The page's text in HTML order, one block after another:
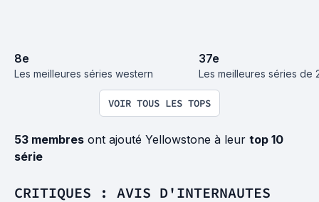
8e
Les meilleures séries western
37e
Les meilleures séries de
VOIR TOUS LES TOPS
53 membres ont ajouté Yellowstone à leur top 10
série
CRITIQUES : AVIS D'INTERNAUTES